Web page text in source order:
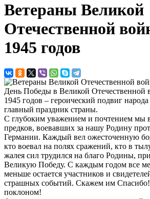
Ветераны Великой
Отечественной
1945 годов
День Победы в Великой Отечественной
1945 годов – героический подвиг
главный праздник страны.
С глубоким уважением и почтением мы
предков, воевавших за нашу Родину
Германии. Каждый вел ожесточенную
кто воевал на полях сражений, кто в
жалея сил трудился на благо Родины,
Великую Победу. С каждым годом все
меньше остается участников и
страшных событий. Скажем им
поклоном!